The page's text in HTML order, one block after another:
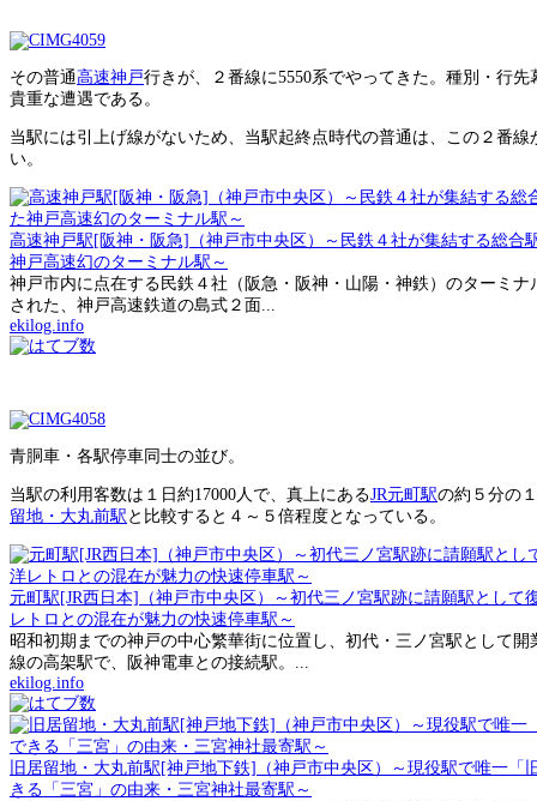
その普通高速神戸行きが、２番線に5550系でやってきた。種別・行
貴重な遭遇である。
当駅には引上げ線がないため、当駅起終点時代の普通は、この２番線
い。
高速神戸駅[阪神・阪急]（神戸市中央区）～民鉄４社が集結する総合
神戸高速幻のターミナル駅～
神戸市内に点在する民鉄４社（阪急・阪神・山陽・神鉄）のターミ
された、神戸高速鉄道の島式２面...
ekilog.info
青胴車・各駅停車同士の並び。
当駅の利用客数は１日約17000人で、真上にあるJR元町駅の約５分の
留地・大丸前駅 と比較すると４～５倍程度となっている。
元町駅[JR西日本]（神戸市中央区）～初代三ノ宮駅跡に請願駅とし
レトロとの混在が魅力の快速停車駅～
昭和初期までの神戸の中心繁華街に位置し、初代・三ノ宮駅として
線の高架駅で、阪神電車との接続駅。...
ekilog.info
旧居留地・大丸前駅[神戸地下鉄]（神戸市中央区）～現役駅で唯一
きる「三宮」の由来・三宮神社最寄駅～